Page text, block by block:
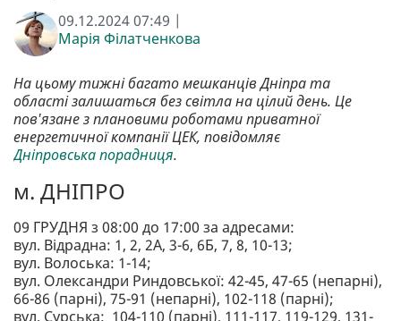
09.12.2024 07:49 |
Марія Філатченкова
На цьому тижні багато мешканців Дніпра та
області залишаться без світла на цілий день. Це
пов'язане з плановими роботами приватної
енергетичної компанії ЦЕК, повідомляє
Дніпровська порадниця.
м. ДНІПРО
09 ГРУДНЯ з 08:00 до 17:00 за адресами:
вул. Відрадна: 1, 2, 2А, 3-6, 6Б, 7, 8, 10-13;
вул. Волоська: 1-14;
вул. Олександри Риндовської: 42-45, 47-65 (непарні),
66-86 (парні), 75-91 (непарні), 102-118 (парні);
вул. Сурська: 104-110 (парні), 111-117, 119-129, 131-